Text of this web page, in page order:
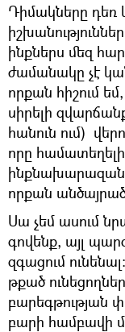
Դիմակները
ինքներս մեզ
ժամանակը չէ
որքան հիշում
սիրելի
հանուն ում)
որը
որքան
Սա չեմ ասում
գովենք, այլ
զգացում
թքած
բարեգթության
բարի համբավի